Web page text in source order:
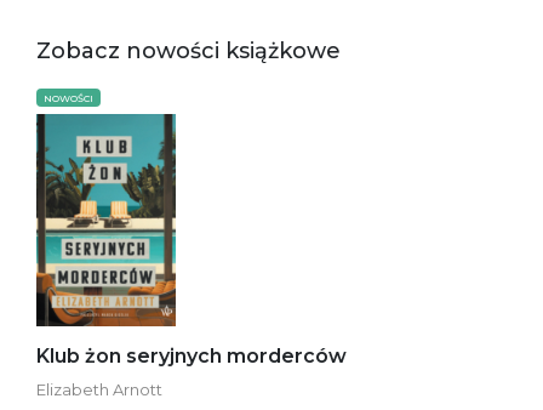
Zobacz nowości książkowe
NOWOŚCI
Klub żon seryjnych morderców
Elizabeth Arnott